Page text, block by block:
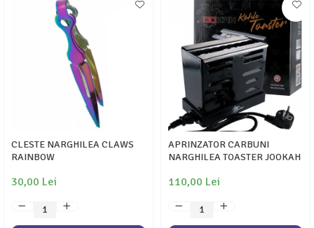
CLESTE NARGHILEA CLAWS
RAINBOW
30,00 Lei
APRINZATOR CARBUNI
NARGHILEA TOASTER JOOKAH
110,00 Lei